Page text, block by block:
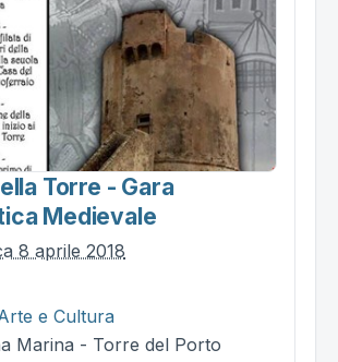
Torre - Gara
Medievale
8 aprile 2018
e Cultura
Marina - Torre del Porto